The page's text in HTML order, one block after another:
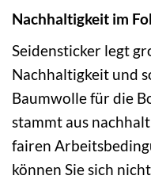
Nachhaltigkeit im
Seidensticker legt
Nachhaltigkeit und
Baumwolle für die
stammt aus
fairen
können Sie sich